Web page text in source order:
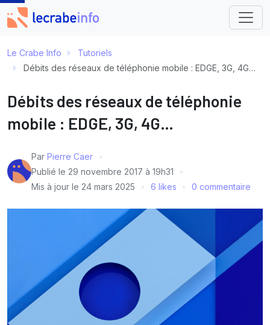
Le Crabe Info
Tutoriels
Débits des réseaux de téléphonie mobile : EDGE, 3G, 4G…
Débits des réseaux de téléphonie
mobile : EDGE, 3G, 4G…
Par Pierre Caer
Publié le 29 novembre 2017 à 19h31
Mis à jour le 24 mars 2025 6 likes 0 commentaire